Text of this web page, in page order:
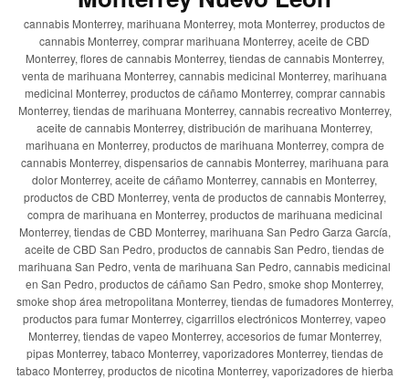
cannabis Monterrey, marihuana Monterrey, mota Monterrey, productos de
cannabis Monterrey, comprar marihuana Monterrey, aceite de CBD
Monterrey, flores de cannabis Monterrey, tiendas de cannabis Monterrey,
venta de marihuana Monterrey, cannabis medicinal Monterrey, marihuana
medicinal Monterrey, productos de cáñamo Monterrey, comprar cannabis
Monterrey, tiendas de marihuana Monterrey, cannabis recreativo Monterrey,
aceite de cannabis Monterrey, distribución de marihuana Monterrey,
marihuana en Monterrey, productos de marihuana Monterrey, compra de
cannabis Monterrey, dispensarios de cannabis Monterrey, marihuana para
dolor Monterrey, aceite de cáñamo Monterrey, cannabis en Monterrey,
productos de CBD Monterrey, venta de productos de cannabis Monterrey,
compra de marihuana en Monterrey, productos de marihuana medicinal
Monterrey, tiendas de CBD Monterrey, marihuana San Pedro Garza García,
aceite de CBD San Pedro, productos de cannabis San Pedro, tiendas de
marihuana San Pedro, venta de marihuana San Pedro, cannabis medicinal
en San Pedro, productos de cáñamo San Pedro, smoke shop Monterrey,
smoke shop área metropolitana Monterrey, tiendas de fumadores Monterrey,
productos para fumar Monterrey, cigarrillos electrónicos Monterrey, vapeo
Monterrey, tiendas de vapeo Monterrey, accesorios de fumar Monterrey,
pipas Monterrey, tabaco Monterrey, vaporizadores Monterrey, tiendas de
tabaco Monterrey, productos de nicotina Monterrey, vaporizadores de hierba